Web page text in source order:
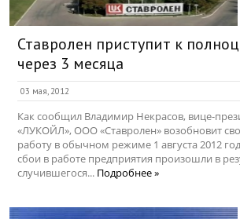
Ставролен приступит к
через 3 месяца
03 мая, 2012
Как сообщил Владимир Некрасов, вице-
«ЛУКОЙЛ», ООО «Ставролен» возобновит
работу в обычном режиме 1 августа 2012
сбои в работе предприятия произошли в
случившегося... Подробнее »